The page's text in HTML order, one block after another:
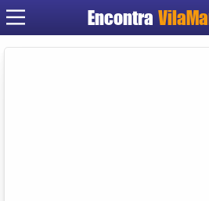
Encontra